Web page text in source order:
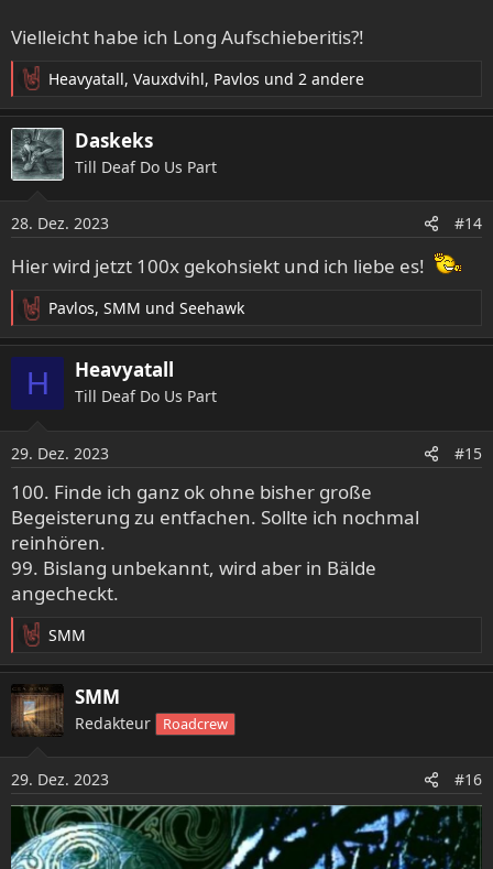
Vielleicht habe ich Long Aufschieberitis?!
R
e
a
k
t
n
n
:
Heavyatall, Vauxdvihl, Pavlos und 2 andere
Daskeks
Till Deaf Do Us Part
28. Dez. 2023 #14
Hier wird jetzt 100x gekohsiekt und ich liebe es!
R
e
a
n
e
n
:
Pavlos, SMM und Seehawk
H Heavyatall
Till Deaf Do Us Part
29. Dez. 2023 #15
100. Finde ich ganz ok ohne bisher große
Begeisterung zu entfachen. Sollte ich nochmal
reinhören.
99. Bislang unbekannt, wird aber in Bälde
angecheckt.
R
e
a
k
t
n
e
n
:
SMM
SMM
Redakteur Roadcrew
29. Dez. 2023 #16